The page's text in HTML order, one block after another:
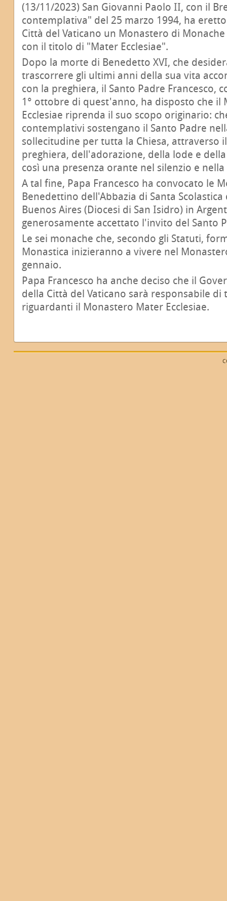
(13/11/2023) San Giovanni Paolo II, con il
contemplativa" del 25 marzo 1994, ha
Città del Vaticano un Monastero di
con il titolo di "Mater Ecclesiae".
Dopo la morte di Benedetto XVI, che
trascorrere gli ultimi anni della sua vita
con la preghiera, il Santo Padre Francesco,
1° ottobre di quest'anno, ha disposto che il
Ecclesiae riprenda il suo scopo originario:
contemplativi sostengano il Santo Padre
sollecitudine per tutta la Chiesa, attraverso
preghiera, dell'adorazione, della lode e
così una presenza orante nel silenzio e
A tal fine, Papa Francesco ha convocato le
Benedettino dell'Abbazia di Santa
Buenos Aires (Diocesi di San Isidro) in
generosamente accettato l'invito del Santo
Le sei monache che, secondo gli Statuti,
Monastica inizieranno a vivere nel
gennaio.
Papa Francesco ha anche deciso che il
della Città del Vaticano sarà responsabile
riguardanti il Monastero Mater Ecclesiae.